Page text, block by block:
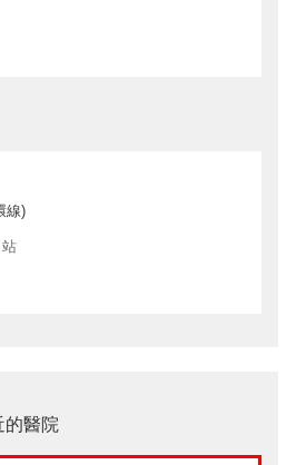
線)
站
的醫院